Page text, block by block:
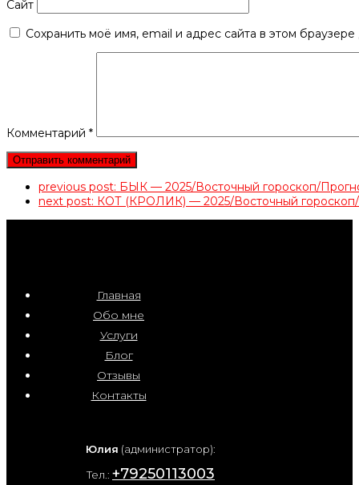
Сайт
Сохранить моё имя, email и адрес сайта в этом
Комментарий *
previous post: БЫК — 2025/Восточный гороскоп/
next post: КОТ (КРОЛИК) — 2025/Восточный
Главная
Обо мне
Услуги
Блог
Отзывы
Контакты
Юлия (администратор):
Тел.: +79250113003